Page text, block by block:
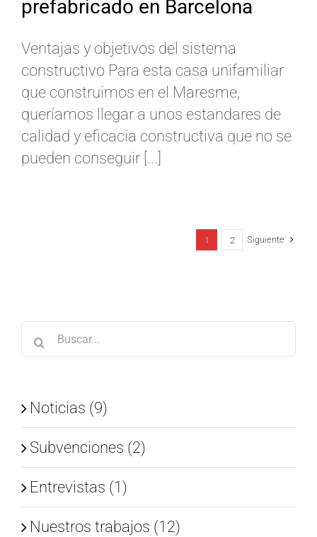
prefabricado en Barcelona
Ventajas y objetivos del sistema
constructivo Para esta casa unifamiliar
que construimos en el Maresme,
queríamos llegar a unos estandares de
calidad y eficacia constructiva que no se
pueden conseguir [...]
1 2 Siguiente
Buscar:
Noticias (9)
Subvenciones (2)
Entrevistas (1)
Nuestros trabajos (12)